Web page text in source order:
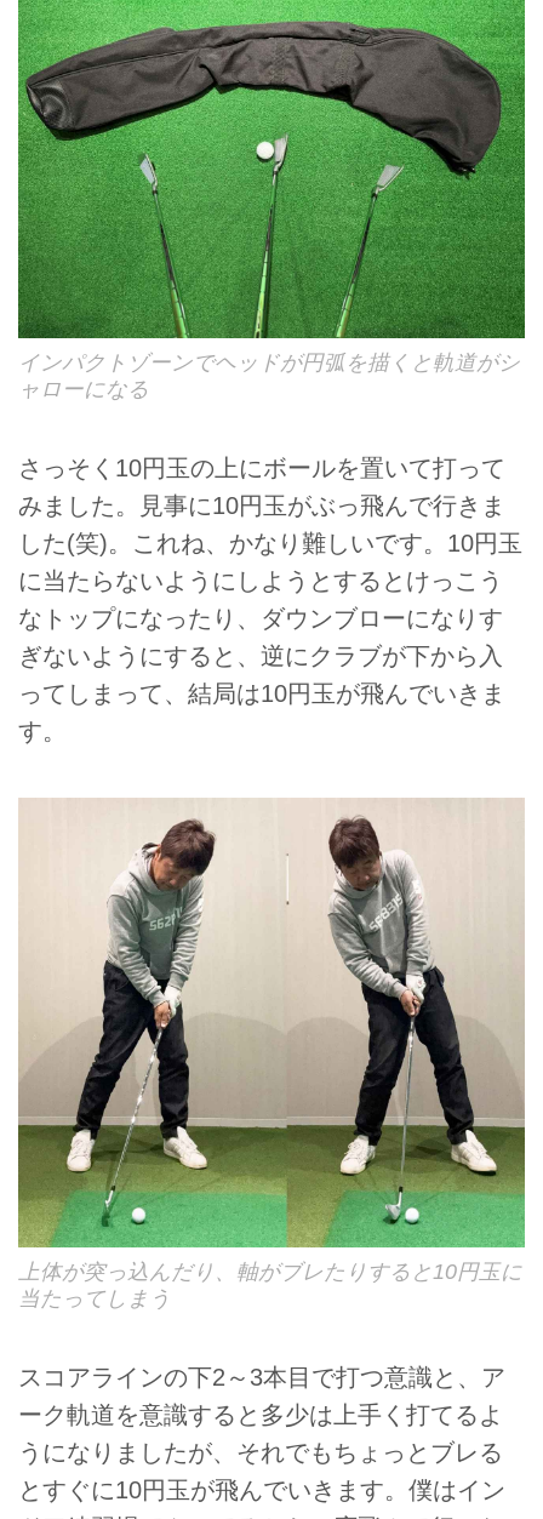
インパクトゾーンでヘッドが円弧を描くと軌道がシ
ャローになる
さっそく10円玉の上にボールを置いて打って
みました。見事に10円玉がぶっ飛んで行きま
した(笑)。これね、かなり難しいです。10円玉
に当たらないようにしようとするとけっこう
なトップになったり、ダウンブローになりす
ぎないようにすると、逆にクラブが下から入
ってしまって、結局は10円玉が飛んでいきま
す。
上体が突っ込んだり、軸がブレたりすると10円玉に
当たってしまう
スコアラインの下2～3本目で打つ意識と、ア
ーク軌道を意識すると多少は上手く打てるよ
うになりましたが、それでもちょっとブレる
とすぐに10円玉が飛んでいきます。僕はイン